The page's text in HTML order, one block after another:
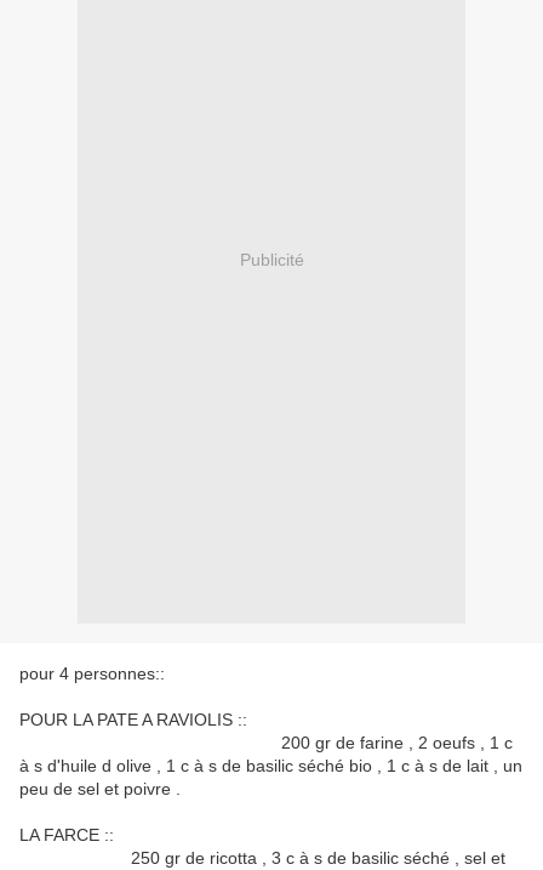
Publicité
pour 4 personnes::
POUR LA PATE A RAVIOLIS ::
200 gr de farine , 2 oeufs , 1 c
à s d'huile d olive , 1 c à s de basilic séché bio , 1 c à s de lait , un
peu de sel et poivre .
LA FARCE ::
250 gr de ricotta , 3 c à s de basilic séché , sel et